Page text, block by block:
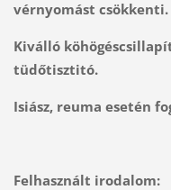
vérnyomást csökkenti.
Kiválló
tüdőtisztitó.
Isiász, reuma esetén
Felhasznált irodalom: